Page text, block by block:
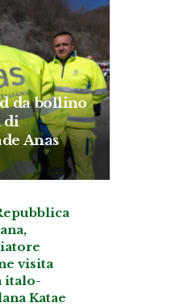
da bollino
di
Anas
visita
italo-
Katae